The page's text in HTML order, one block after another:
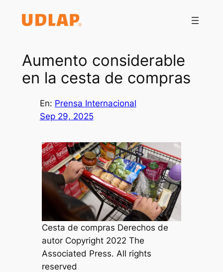
Aumento considerable
en la cesta de compras
En: Prensa Internacional
Sep 29, 2025
Cesta de compras Derechos de
autor Copyright 2022 The
Associated Press. All rights
reserved